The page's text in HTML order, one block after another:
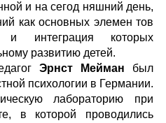
и на сегод няшний день,
как основных элемен тов
и интеграция которых
развитию детей.
Эрнст Мейман был
психологии в Германии.
лабораторию при
в которой проводились